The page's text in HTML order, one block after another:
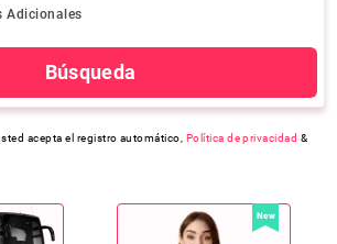
Adicionales
Búsqueda
acepta el registro automático, Política de privacidad &
New